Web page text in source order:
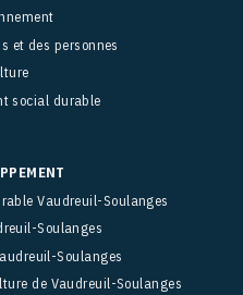
et des personnes
social durable
Vaudreuil-Soulanges
Soulanges
Soulanges
de Vaudreuil-Soulanges